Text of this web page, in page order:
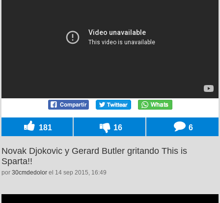
181 16 6
Novak Djokovic y Gerard Butler gritando This is
Sparta!!
por 30cmdedolor el 14 sep 2015, 16:49